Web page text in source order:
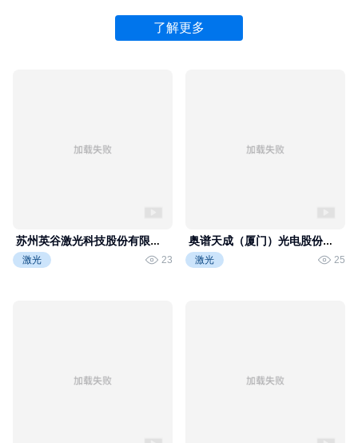
了解更多
苏州英谷激光科技股份有限公
司专访-2025中国光博会
激光 23
奥谱天成（厦门）光电股份有
限公司专访-2025中国光博会
激光 25